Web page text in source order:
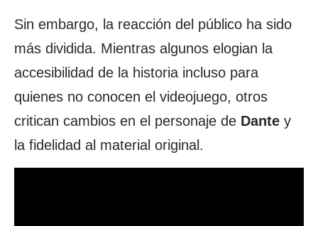
Sin embargo, la reacción del público ha sido
más dividida. Mientras algunos elogian la
accesibilidad de la historia incluso para
quienes no conocen el videojuego, otros
critican cambios en el personaje de Dante y
la fidelidad al material original.